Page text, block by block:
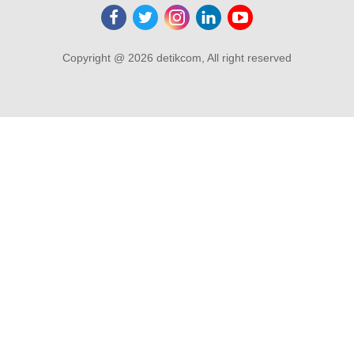
Copyright @ 2026 detikcom, All right reserved